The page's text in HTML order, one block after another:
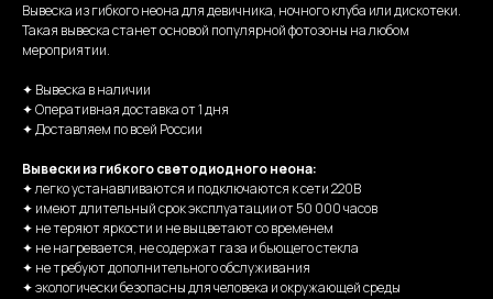
Вывеска из гибкого неона для девичника, ночного клуба или дискотеки.
Такая вывеска станет основой популярной фотозоны на любом
мероприятии.
✦ Вывеска в наличии
✦ Оперативная доставка от 1 дня
✦ Доставляем по всей России
Вывески из гибкого светодиодного неона:
✦ легко устанавливаются и подключаются к сети 220В
✦ имеют длительный срок эксплуатации от 50 000 часов
✦ не теряют яркости и не выцветают со временем
✦ не нагревается, не содержат газа и бьющего стекла
✦ не требуют дополнительного обслуживания
✦ экологически безопасны для человека и окружающей среды